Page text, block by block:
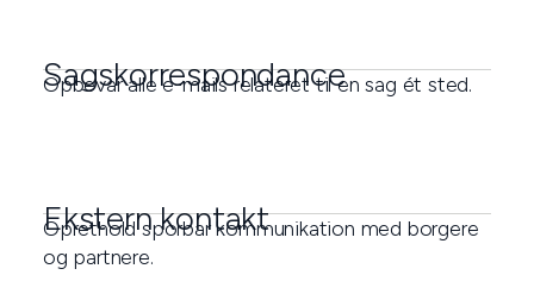
Sagskorrespondance
Opbevar alle e-mails relateret til en sag ét sted.
Ekstern kontakt
Oprethold sporbar kommunikation med borgere
og partnere.